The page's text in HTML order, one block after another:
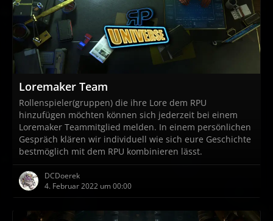
Loremaker Team
Rollenspieler(gruppen) die ihre Lore dem RPU
hinzufügen möchten können sich jederzeit bei einem
Loremaker Teammitglied melden. In einem persönlichen
Gespräch klären wir individuell wie sich eure Geschichte
bestmöglich mit dem RPU kombinieren lässt.
DCDoerek
4. Februar 2022 um 00:00